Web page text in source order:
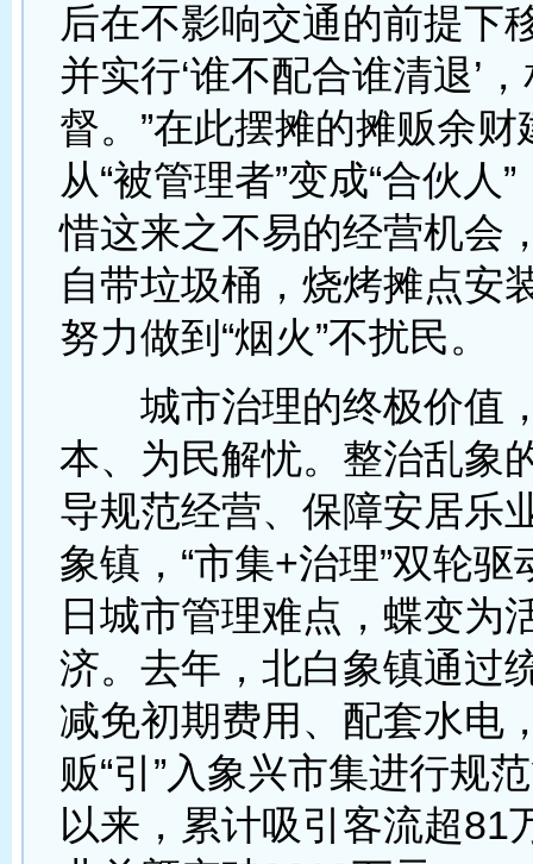
后在不影响交通的前提下
并实行‘谁不配合谁清退’
督。”在此摆摊的摊贩余财
从“被管理者”变成“合伙人
惜这来之不易的经营机会
自带垃圾桶，烧烤摊点安
努力做到“烟火”不扰民。
城市治理的终极价值
本、为民解忧。整治乱象
导规范经营、保障安居乐
象镇，“市集+治理”双轮驱
日城市管理难点，蝶变为
济。去年，北白象镇通过
减免初期费用、配套水电
贩“引”入象兴市集进行规
以来，累计吸引客流超81